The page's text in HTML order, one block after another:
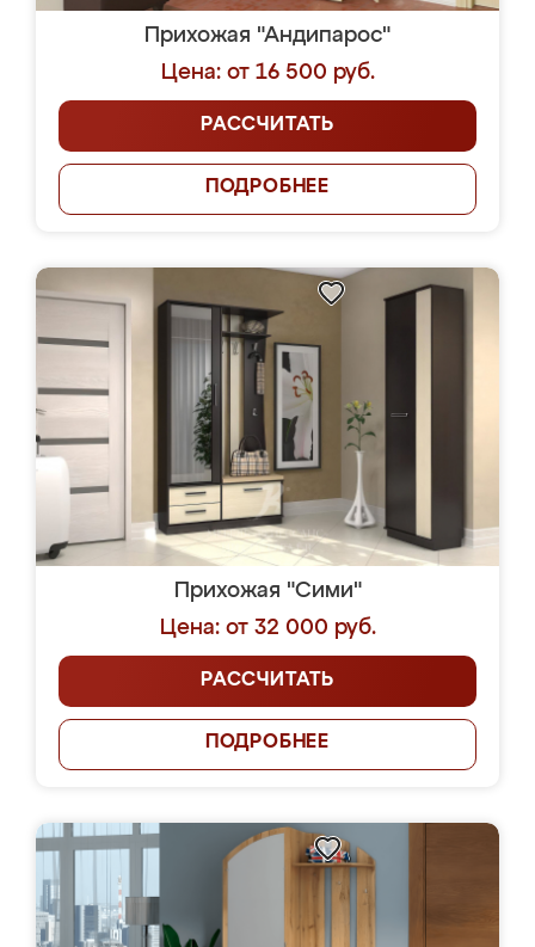
Прихожая "Андипарос"
Цена: от 16 500 руб.
РАССЧИТАТЬ
ПОДРОБНЕЕ
Прихожая "Сими"
Цена: от 32 000 руб.
РАССЧИТАТЬ
ПОДРОБНЕЕ